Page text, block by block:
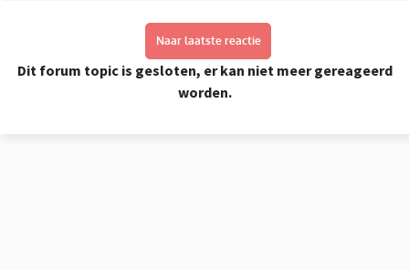
Naar laatste reactie
Dit forum topic is gesloten, er kan niet meer gereageerd
worden.